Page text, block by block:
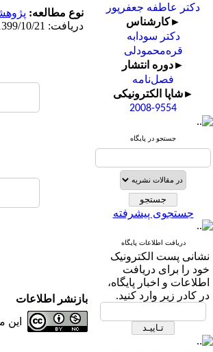
دکتر عاطفه جعفرپور
►کارشناس
دکتر سودابه
قره‌محمودلی
►دوره انتشار
فصل‌نامه
►شاپا الکترونیکی
2008-9554
جستجو در پایگاه
جستجوی پیشرفته
دریافت اطلاعات پایگاه
نشانی پست الکترونیک
خود را برای دریافت
اطلاعات و اخبار پایگاه،
در کادر زیر وارد کنید.
نوع مطالعه:
دریافت: 1399/10/21 | ویرایش نهایی: 1401/1/7 | پذیرش: 1400/3/17 | انتشار: 1400/11/18 | انتشار الکترونیک: 1400/11/18
بازنشر اطلاعات
این